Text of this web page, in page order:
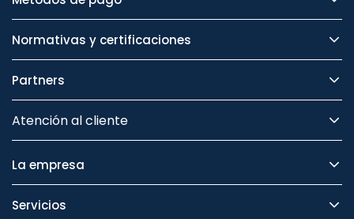
Normativas y certificaciones
Partners
Atención al cliente
La empresa
Servicios